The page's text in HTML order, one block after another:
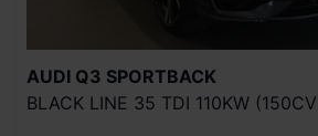
AUDI Q3 SPORTBACK